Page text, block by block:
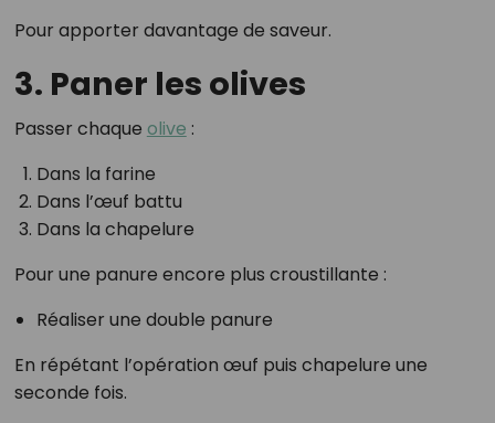
Pour apporter davantage de saveur.
3. Paner les olives
Passer chaque olive :
Dans la farine
Dans l’œuf battu
Dans la chapelure
Pour une panure encore plus croustillante :
Réaliser une double panure
En répétant l’opération œuf puis chapelure une
seconde fois.